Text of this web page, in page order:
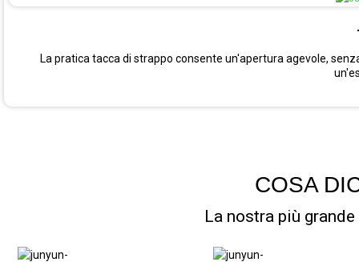
La pratica tacca di strappo consente un'apertura agevole,
COSA
La nostra più